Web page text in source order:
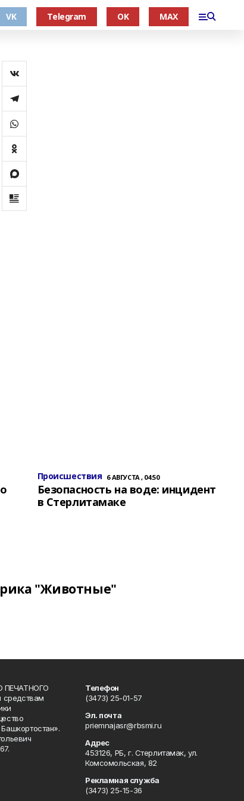
VK Telegram OK MAX
Происшествия 6 АВГУСТА , 04:50
Безопасность на воде: инцидент
в Стерлитамаке
"Животные"
ПЕЧАТНОГО
средствам
Телефон
(3473) 25-01-57
Эл. почта
priemnajasr@rbsmi.ru
Адрес
453126, РБ, г. Стерлитамак, ул.
Комсомольская, 82
Рекламная служба
(3473) 25-15-36